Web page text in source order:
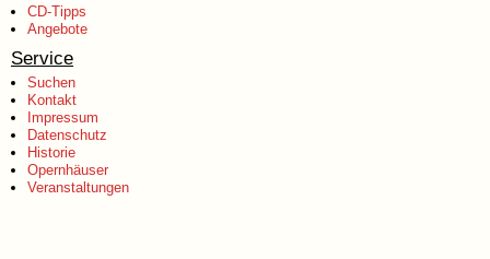
CD-Tipps
Angebote
Service
Suchen
Kontakt
Impressum
Datenschutz
Historie
Opernhäuser
Veranstaltungen